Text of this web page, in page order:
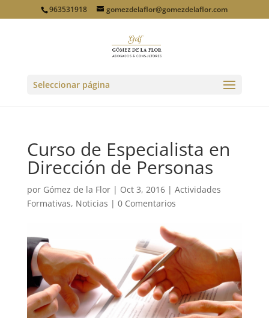
963531918 gomezdelaflor@gomezdelaflor.com
Seleccionar página
Curso de Especialista en
Dirección de Personas
por Gómez de la Flor| Oct 3, 2016| Actividades
Formativas, Noticias | 0 Comentarios